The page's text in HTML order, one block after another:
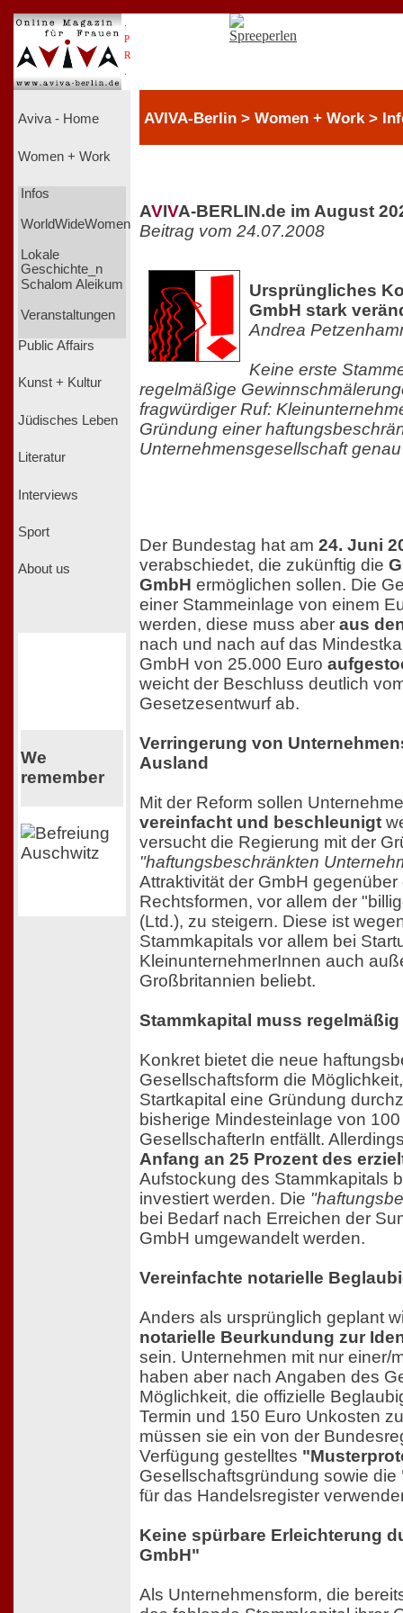
P
R
Aviva - Home
Women + Work
Infos
WorldWideWomen
Lokale
Geschichte_n
Schalom Aleikum
Veranstaltungen
Public Affairs
Kunst + Kultur
Jüdisches Leben
Literatur
Interviews
Sport
About us
We
remember
AVIVA-Berlin > Women + Work >
AVIVA-BERLIN.de im August
Beitrag vom 24.07.2008
Ursprüngliches
GmbH stark
Andrea
Keine erste
regelmäßige
fragwürdiger Ruf:
Gründung einer
Unternehmensgesellschaft
Der Bundestag hat am 24. Juni
verabschiedet, die zukünftig die
GmbH ermöglichen sollen. Die
einer Stammeinlage von einem
werden, diese muss aber aus
nach und nach auf das
GmbH von 25.000 Euro
weicht der Beschluss deutlich
Gesetzesentwurf ab.
Verringerung von
Ausland
Mit der Reform sollen
vereinfacht und beschleunigt
versucht die Regierung mit der
"haftungsbeschränkten
Attraktivität der GmbH
Rechtsformen, vor allem der
(Ltd.), zu steigern. Diese ist
Stammkapitals vor allem bei
KleinunternehmerInnen auch
Großbritannien beliebt.
Stammkapital muss
Konkret bietet die neue
Gesellschaftsform die
Startkapital eine Gründung
bisherige Mindesteinlage von
GesellschafterIn entfällt.
Anfang an 25 Prozent des
Aufstockung des Stammkapitals
investiert werden. Die
bei Bedarf nach Erreichen der
GmbH umgewandelt werden.
Vereinfachte notarielle
Anders als ursprünglich geplant
notarielle Beurkundung zur
sein. Unternehmen mit nur einer/
haben aber nach Angaben des
Möglichkeit, die offizielle
Termin und 150 Euro Unkosten
müssen sie ein von der
Verfügung gestelltes
Gesellschaftsgründung sowie die
für das Handelsregister
Keine spürbare Erleichterung
GmbH"
Als Unternehmensform, die